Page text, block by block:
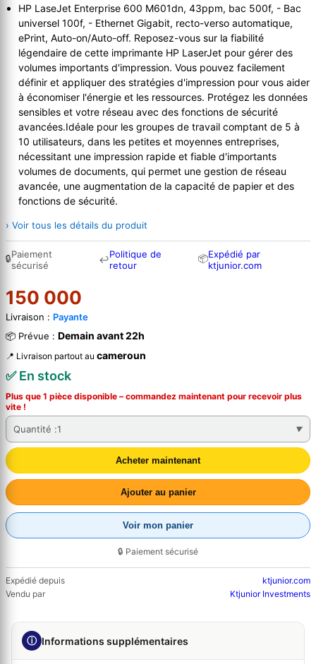
HP LaseJet Enterprise 600 M601dn, 43ppm, bac 500f, - Bac
universel 100f, - Ethernet Gigabit, recto-verso automatique,
ePrint, Auto-on/Auto-off. Reposez-vous sur la fiabilité
légendaire de cette imprimante HP LaserJet pour gérer des
volumes importants d'impression. Vous pouvez facilement
définir et appliquer des stratégies d'impression pour vous aider
à économiser l'énergie et les ressources. Protégez les données
sensibles et votre réseau avec des fonctions de sécurité
avancées.Idéale pour les groupes de travail comptant de 5 à
10 utilisateurs, dans les petites et moyennes entreprises,
nécessitant une impression rapide et fiable d'importants
volumes de documents, qui permet une gestion de réseau
avancée, une augmentation de la capacité de papier et des
fonctions de sécurité.
› Voir tous les détails du produit
🔒Paiement
sécurisé
↩Politique de
retour
📦Expédié par
ktjunior.com
150 000
Livraison : Payante
📦 Prévue : Demain avant 22h
📍 Livraison partout au cameroun
✅ En stock
Plus que 1 pièce disponible – commandez maintenant pour recevoir plus
vite !
Quantité :1
Acheter maintenant
Ajouter au panier
Voir mon panier
🔒 Paiement sécurisé
Expédié depuis
ktjunior.com
Vendu par
Ktjunior Investments
ⓘ Informations supplémentaires